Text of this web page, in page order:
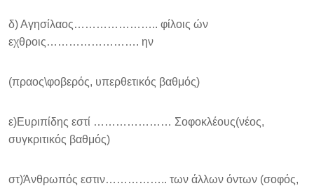
δ) Αγησίλαος………………….. φίλοις ών
εχθροις……………………. ην
(πραος\φοβερός, υπερθετικός βαθμός)
ε)Ευριπίδης εστί ………………… Σοφοκλέους(νέος,
συγκριτικός βαθμός)
στ)Άνθρωπός εστιν…………….. των άλλων όντων (σοφός,